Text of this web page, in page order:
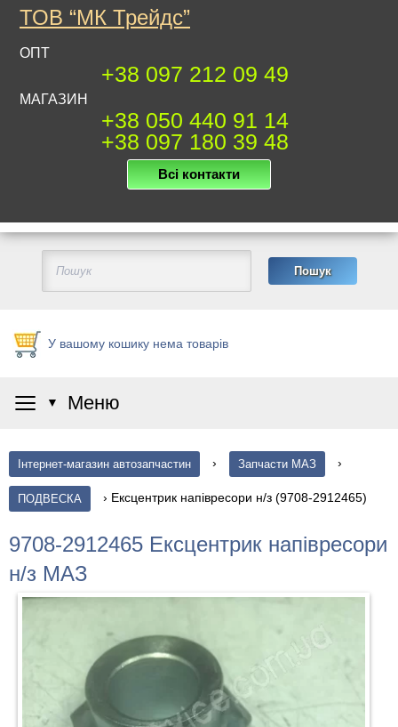
ТОВ “МК Трейдс”
ОПТ
+38 097 212 09 49
МАГАЗИН
+38 050 440 91 14
+38 097 180 39 48
Всі контакти
У вашому кошику нема товарів
≡ ▼ Меню
Інтернет-магазин автозапчастин › Запчасти МАЗ ›
ПОДВЕСКА › Ексцентрик напівресори н/з (9708-2912465)
9708-2912465 Ексцентрик напівресори
н/з МАЗ